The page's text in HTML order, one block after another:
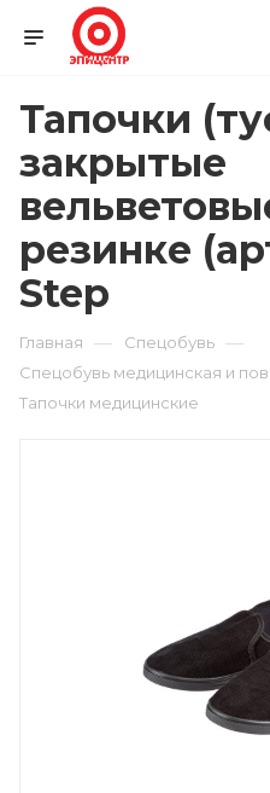
Тапочки
закрытые
резинке
Step
Главная — Спецобувь —
Спецобувь медицинская и
Тапочки медицинские